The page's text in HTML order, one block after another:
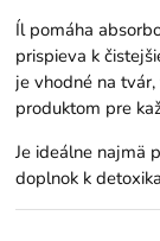
Íl pomáha
prispieva k
je vhodné na
produktom pre
Je ideálne najmä
doplnok k